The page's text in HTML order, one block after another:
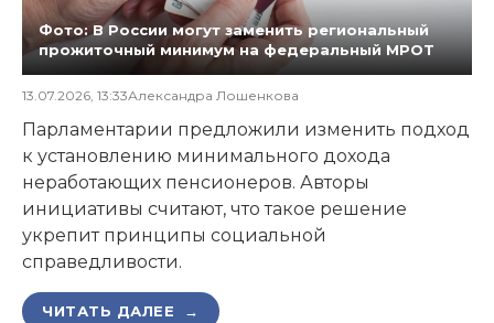
Фото: В России могут заменить региональный
прожиточный минимум на федеральный МРОТ
13.07.2026, 13:33Александра Лошенкова
Парламентарии предложили изменить подход
к установлению минимального дохода
неработающих пенсионеров. Авторы
инициативы считают, что такое решение
укрепит принципы социальной
справедливости.
ЧИТАТЬ ДАЛЕЕ →